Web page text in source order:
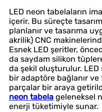
LED neon tabelaların
içerir. Bu süreçte
planlanır ve tasarıma
akrilik) CNC
Esnek LED şeritler,
da saydam silikon
da şekil oluşturulur. LED
bir adaptöre bağlanır
parçalar bir araya
neon tabela geleneksel
enerji tüketimiyle sunar.